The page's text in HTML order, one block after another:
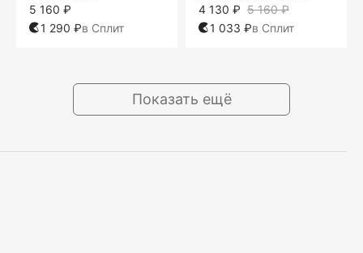
5 160 ₽
1 290 ₽в Сплит
5 160 ₽
4 130 ₽
1 033 ₽в Сплит
Показать ещё